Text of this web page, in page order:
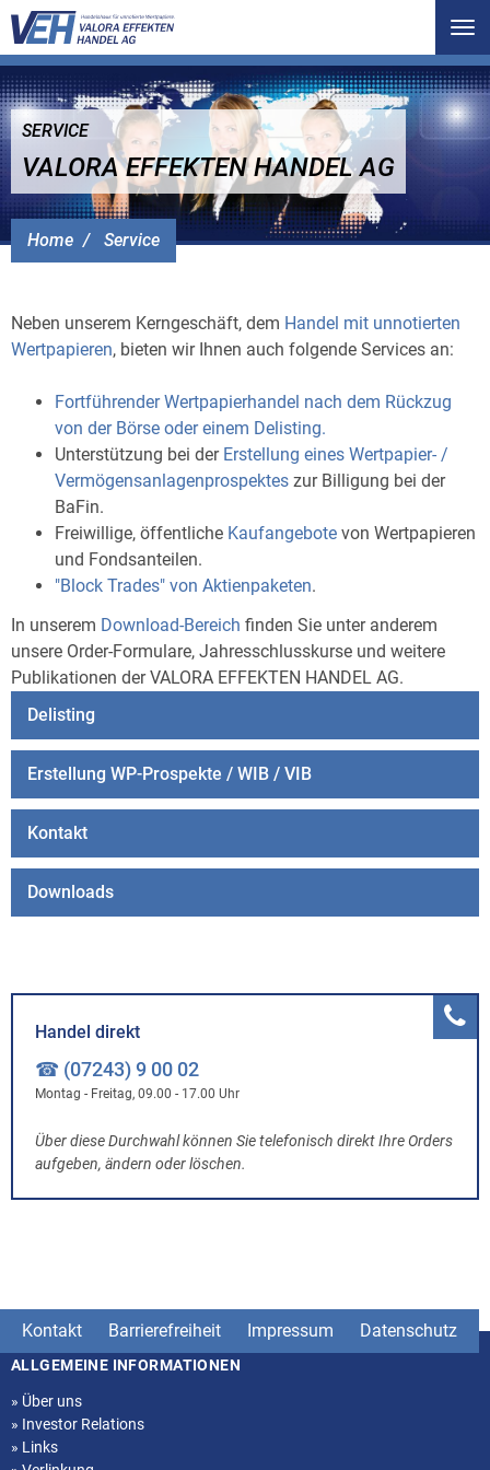
Home Service
SERVICE
VALORA EFFEKTEN HANDEL AG
Neben unserem Kerngeschäft, dem Handel mit unnotierten
Wertpapieren, bieten wir Ihnen auch folgende Services an:
Fortführender Wertpapierhandel nach dem Rückzug
von der Börse oder einem Delisting.
Unterstützung bei der Erstellung eines Wertpapier- /
Vermögensanlagenprospektes zur Billigung bei der
BaFin.
Freiwillige, öffentliche Kaufangebote von Wertpapieren
und Fondsanteilen.
"Block Trades" von Aktienpaketen.
In unserem Download-Bereich finden Sie unter anderem
unsere Order-Formulare, Jahresschlusskurse und weitere
Publikationen der VALORA EFFEKTEN HANDEL AG.
Delisting
Erstellung WP-Prospekte / WIB / VIB
Kontakt
Downloads
Handel direkt
☎ (07243) 9 00 02
Montag - Freitag, 09.00 - 17.00 Uhr
Über diese Durchwahl können Sie telefonisch direkt Ihre Orders
aufgeben, ändern oder löschen.
Kontakt Barrierefreiheit Impressum Datenschutz
Seitenstruktur
ALLGEMEINE INFORMATIONEN
» Über uns
» Investor Relations
» Links